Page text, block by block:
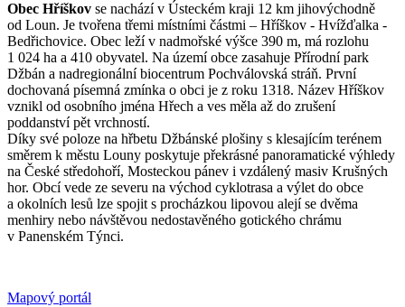
Obec Hříškov se nachází v Ústeckém kraji 12 km jihovýchodně
od Loun. Je tvořena třemi místními částmi – Hříškov - Hvížďalka -
Bedřichovice. Obec leží v nadmořské výšce 390 m, má rozlohu
1 024 ha a 410 obyvatel. Na území obce zasahuje Přírodní park
Džbán a nadregionální biocentrum Pochválovská stráň. První
dochovaná písemná zmínka o obci je z roku 1318. Název Hříškov
vznikl od osobního jména Hřech a ves měla až do zrušení
poddanství pět vrchností.
Díky své poloze na hřbetu Džbánské plošiny s klesajícím terénem
směrem k městu Louny poskytuje překrásné panoramatické výhledy
na České středohoří, Mosteckou pánev i vzdálený masiv Krušných
hor. Obcí vede ze severu na východ cyklotrasa a výlet do obce
a okolních lesů lze spojit s procházkou lipovou alejí se dvěma
menhiry nebo návštěvou nedostavěného gotického chrámu
v Panenském Týnci.
Mapový portál